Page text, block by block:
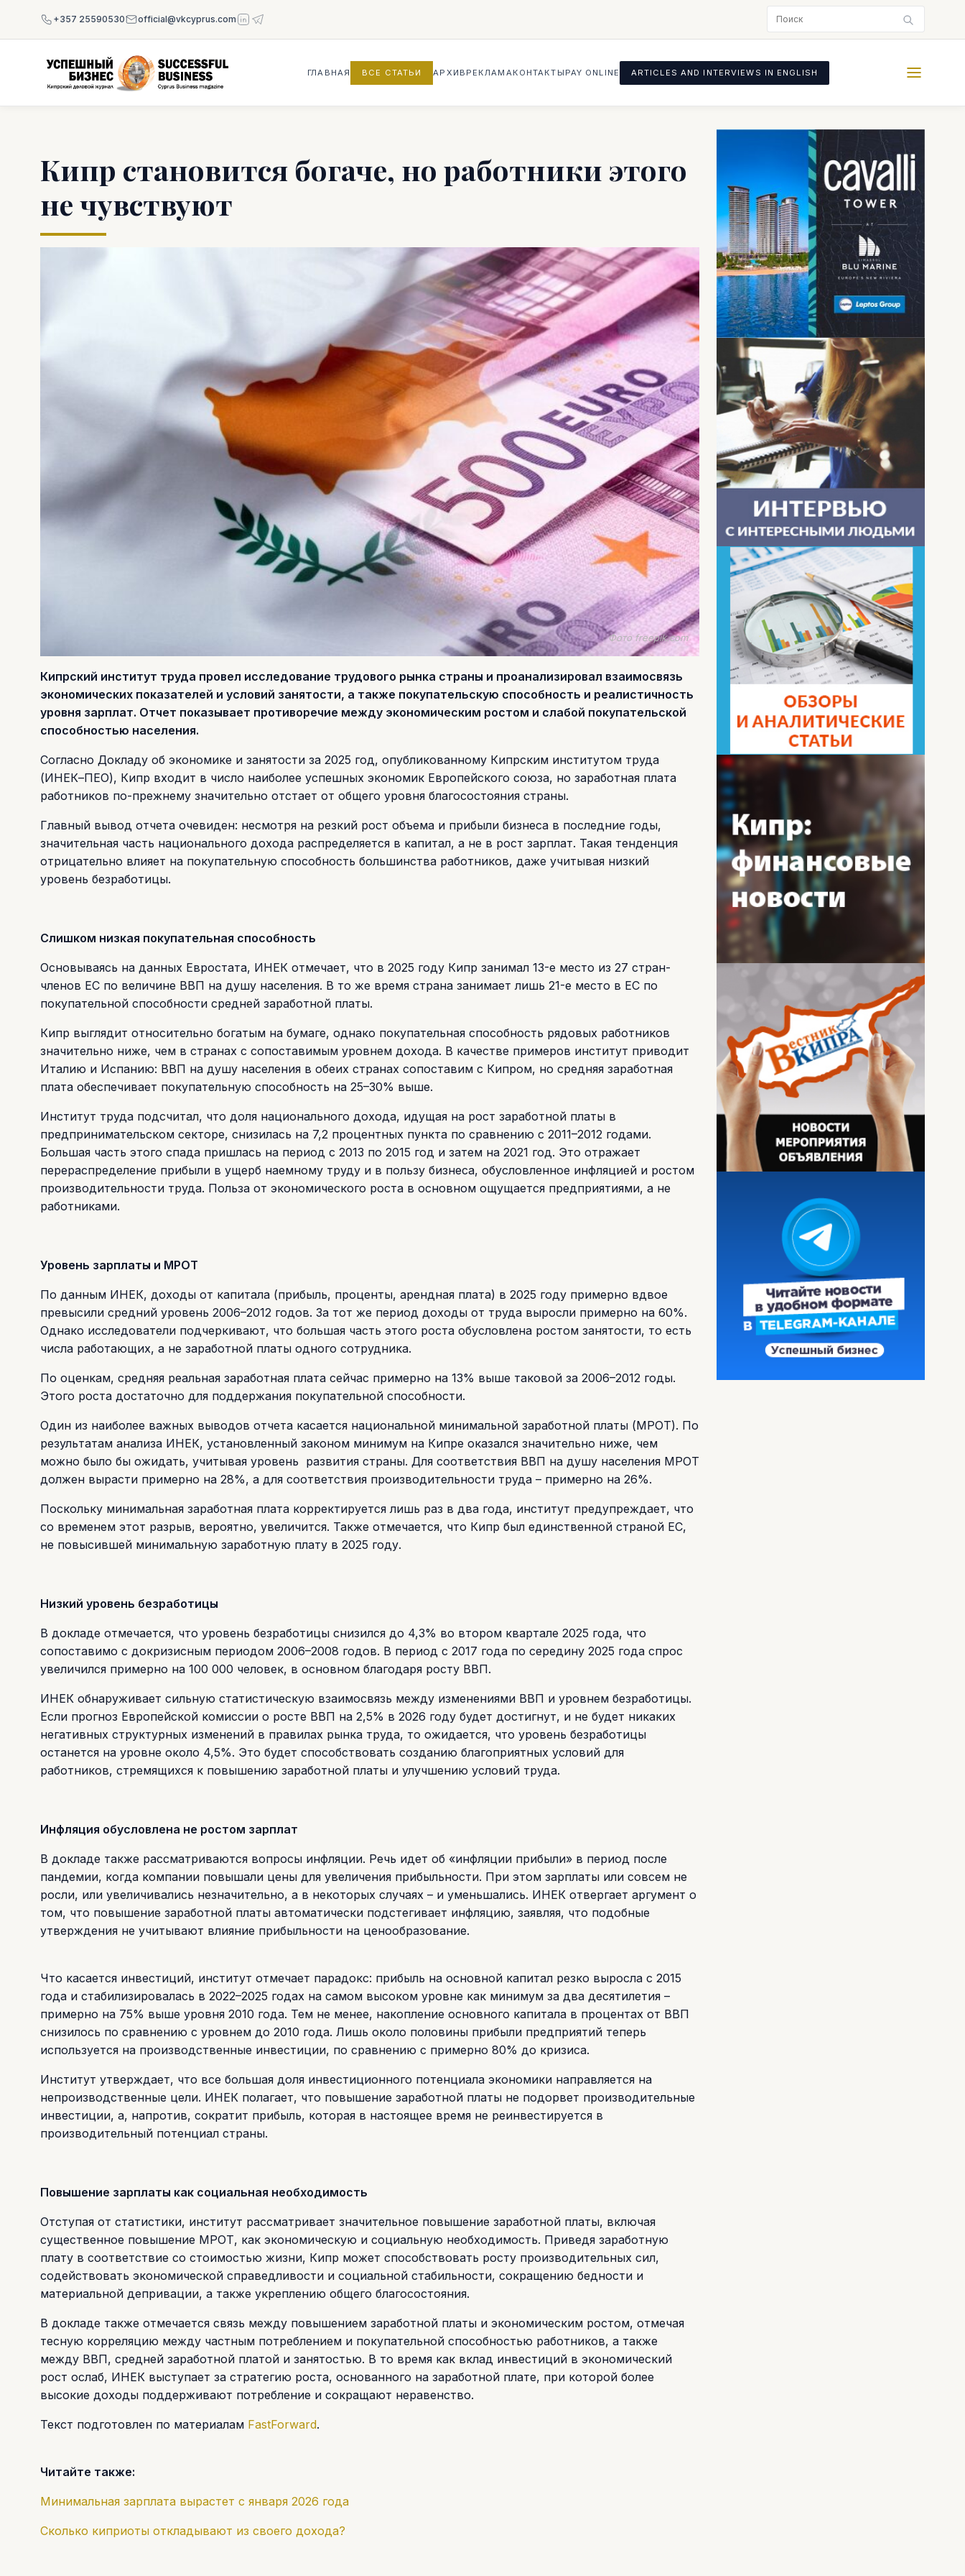
+357 25590530 official@vkcyprus.com
ГЛАВНАЯ ВСЕ СТАТЬИ АРХИВ РЕКЛАМА КОНТАКТЫ PAY ONLINE ARTICLES AND INTERVIEWS IN ENGLISH
Кипр становится богаче, но работники этого
не чувствуют
Фото freepik.com
Кипрский институт труда провел исследование трудового рынка страны и проанализировал взаимосвязь
экономических показателей и условий занятости, а также покупательскую способность и реалистичность
уровня зарплат. Отчет показывает противоречие между экономическим ростом и слабой покупательской
способностью населения.
Согласно Докладу об экономике и занятости за 2025 год, опубликованному Кипрским институтом труда
(ИНЕК–ПЕО), Кипр входит в число наиболее успешных экономик Европейского союза, но заработная плата
работников по-прежнему значительно отстает от общего уровня благосостояния страны.
Главный вывод отчета очевиден: несмотря на резкий рост объема и прибыли бизнеса в последние годы,
значительная часть национального дохода распределяется в капитал, а не в рост зарплат. Такая тенденция
отрицательно влияет на покупательную способность большинства работников, даже учитывая низкий
уровень безработицы.
Слишком низкая покупательная способность
Основываясь на данных Евростата, ИНЕК отмечает, что в 2025 году Кипр занимал 13-е место из 27 стран-
членов ЕС по величине ВВП на душу населения. В то же время страна занимает лишь 21-е место в ЕС по
покупательной способности средней заработной платы.
Кипр выглядит относительно богатым на бумаге, однако покупательная способность рядовых работников
значительно ниже, чем в странах с сопоставимым уровнем дохода. В качестве примеров институт приводит
Италию и Испанию: ВВП на душу населения в обеих странах сопоставим с Кипром, но средняя заработная
плата обеспечивает покупательную способность на 25–30% выше.
Институт труда подсчитал, что доля национального дохода, идущая на рост заработной платы в
предпринимательском секторе, снизилась на 7,2 процентных пункта по сравнению с 2011–2012 годами.
Большая часть этого спада пришлась на период с 2013 по 2015 год и затем на 2021 год. Это отражает
перераспределение прибыли в ущерб наемному труду и в пользу бизнеса, обусловленное инфляцией и ростом
производительности труда. Польза от экономического роста в основном ощущается предприятиями, а не
работниками.
Уровень зарплаты и МРОТ
По данным ИНЕК, доходы от капитала (прибыль, проценты, арендная плата) в 2025 году примерно вдвое
превысили средний уровень 2006–2012 годов. За тот же период доходы от труда выросли примерно на 60%.
Однако исследователи подчеркивают, что большая часть этого роста обусловлена ростом занятости, то есть
числа работающих, а не заработной платы одного сотрудника.
По оценкам, средняя реальная заработная плата сейчас примерно на 13% выше таковой за 2006–2012 годы.
Этого роста достаточно для поддержания покупательной способности.
Один из наиболее важных выводов отчета касается национальной минимальной заработной платы (МРОТ). По
результатам анализа ИНЕК, установленный законом минимум на Кипре оказался значительно ниже, чем
можно было бы ожидать, учитывая уровень развития страны. Для соответствия ВВП на душу населения МРОТ
должен вырасти примерно на 28%, а для соответствия производительности труда – примерно на 26%.
Поскольку минимальная заработная плата корректируется лишь раз в два года, институт предупреждает, что
со временем этот разрыв, вероятно, увеличится. Также отмечается, что Кипр был единственной страной ЕС,
не повысившей минимальную заработную плату в 2025 году.
Низкий уровень безработицы
В докладе отмечается, что уровень безработицы снизился до 4,3% во втором квартале 2025 года, что
сопоставимо с докризисным периодом 2006–2008 годов. В период с 2017 года по середину 2025 года спрос
увеличился примерно на 100 000 человек, в основном благодаря росту ВВП.
ИНЕК обнаруживает сильную статистическую взаимосвязь между изменениями ВВП и уровнем безработицы.
Если прогноз Европейской комиссии о росте ВВП на 2,5% в 2026 году будет достигнут, и не будет никаких
негативных структурных изменений в правилах рынка труда, то ожидается, что уровень безработицы
останется на уровне около 4,5%. Это будет способствовать созданию благоприятных условий для
работников, стремящихся к повышению заработной платы и улучшению условий труда.
Инфляция обусловлена не ростом зарплат
В докладе также рассматриваются вопросы инфляции. Речь идет об «инфляции прибыли» в период после
пандемии, когда компании повышали цены для увеличения прибыльности. При этом зарплаты или совсем не
росли, или увеличивались незначительно, а в некоторых случаях – и уменьшались. ИНЕК отвергает аргумент о
том, что повышение заработной платы автоматически подстегивает инфляцию, заявляя, что подобные
утверждения не учитывают влияние прибыльности на ценообразование.
Что касается инвестиций, институт отмечает парадокс: прибыль на основной капитал резко выросла с 2015
года и стабилизировалась в 2022–2025 годах на самом высоком уровне как минимум за два десятилетия –
примерно на 75% выше уровня 2010 года. Тем не менее, накопление основного капитала в процентах от ВВП
снизилось по сравнению с уровнем до 2010 года. Лишь около половины прибыли предприятий теперь
используется на производственные инвестиции, по сравнению с примерно 80% до кризиса.
Институт утверждает, что все большая доля инвестиционного потенциала экономики направляется на
непроизводственные цели. ИНЕК полагает, что повышение заработной платы не подорвет производительные
инвестиции, а, напротив, сократит прибыль, которая в настоящее время не реинвестируется в
производительный потенциал страны.
Повышение зарплаты как социальная необходимость
Отступая от статистики, институт рассматривает значительное повышение заработной платы, включая
существенное повышение МРОТ, как экономическую и социальную необходимость. Приведя заработную
плату в соответствие со стоимостью жизни, Кипр может способствовать росту производительных сил,
содействовать экономической справедливости и социальной стабильности, сокращению бедности и
материальной депривации, а также укреплению общего благосостояния.
В докладе также отмечается связь между повышением заработной платы и экономическим ростом, отмечая
тесную корреляцию между частным потреблением и покупательной способностью работников, а также
между ВВП, средней заработной платой и занятостью. В то время как вклад инвестиций в экономический
рост ослаб, ИНЕК выступает за стратегию роста, основанного на заработной плате, при которой более
высокие доходы поддерживают потребление и сокращают неравенство.
Текст подготовлен по материалам FastForward.
Читайте также:
Минимальная зарплата вырастет с января 2026 года
Сколько киприоты откладывают из своего дохода?